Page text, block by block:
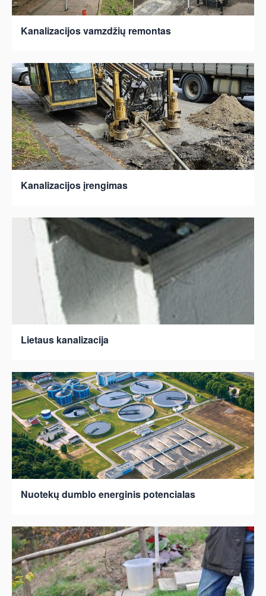
Kanalizacijos vamzdžių remontas
Kanalizacijos įrengimas
Lietaus kanalizacija
Nuotekų dumblo energinis potencialas